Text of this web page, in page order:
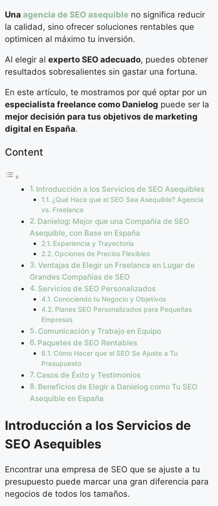
Una agencia de SEO asequible no significa reducir
la calidad, sino ofrecer soluciones rentables que
optimicen al máximo tu inversión.
Al elegir al experto SEO adecuado, puedes obtener
resultados sobresalientes sin gastar una fortuna.
En este artículo, te mostramos por qué optar por un
especialista freelance como Danielog puede ser la
mejor decisión para tus objetivos de marketing
digital en España.
Content
Introducción a los Servicios de SEO Asequibles
¿Qué Hace que el SEO Sea Asequible? Agencia
vs. Freelance
Danielog: Mejor que una Compañía de SEO
Asequible, con Base en España
Experiencia y Trayectoria
Opciones de Precios Flexibles
Ventajas de Elegir un Freelance en Lugar de
Grandes Compañías de SEO
Servicios de SEO Personalizados
Conociendo tu Negocio y Objetivos
Planes SEO Personalizados para Pequeñas
Empresas
Comunicación y Trabajo en Equipo
Paquetes de SEO Rentables
Cómo Hacer que el SEO Se Ajuste a Tu
Presupuesto
Casos de Éxito y Testimonios
Beneficios de Elegir a Danielog como Tu SEO
Asequible en España
Introducción a los Servicios de
SEO Asequibles
Encontrar una empresa de SEO que se ajuste a tu
presupuesto puede marcar una gran diferencia para
negocios de todos los tamaños.